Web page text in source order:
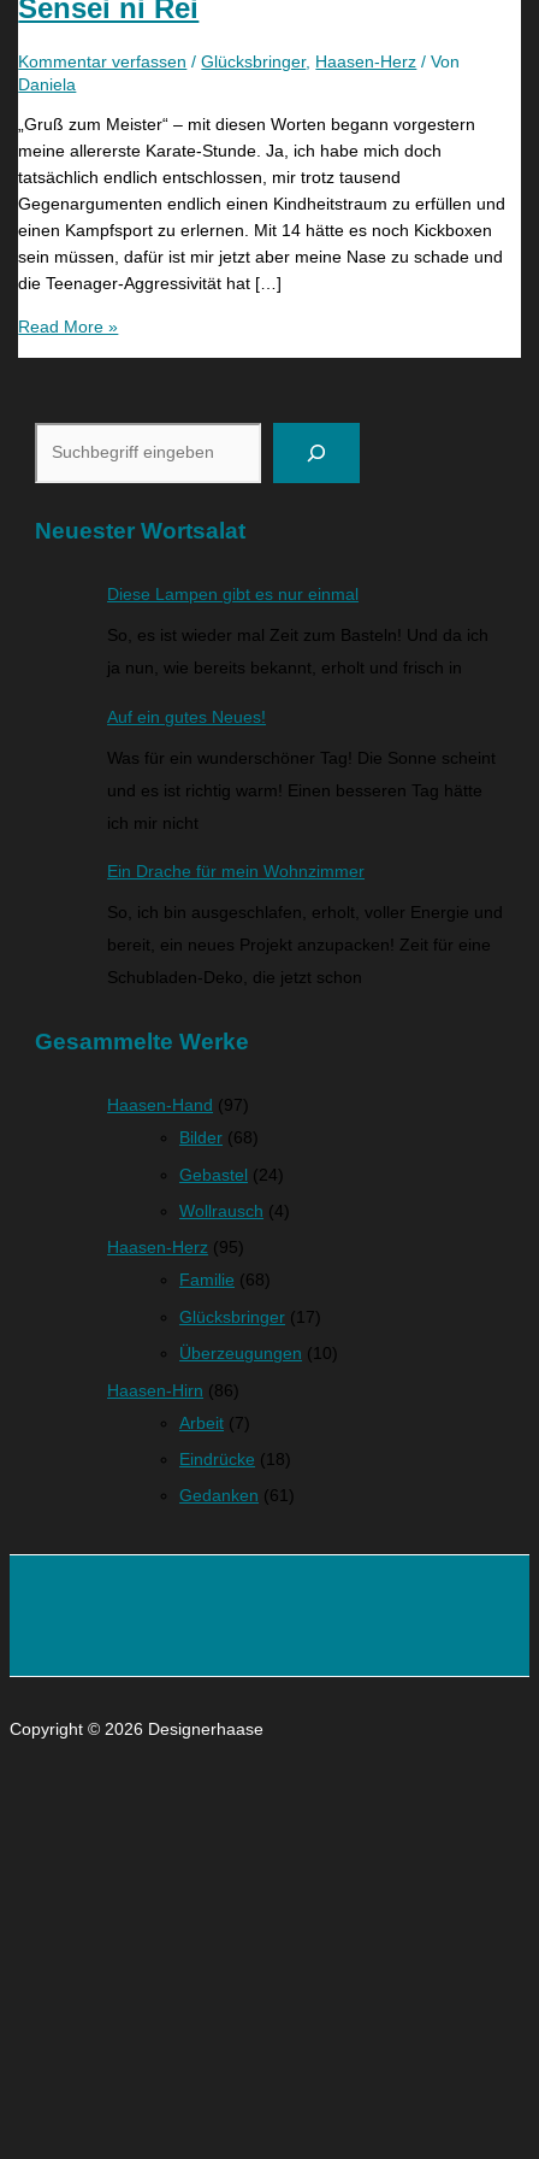
Sensei ni Rei
Kommentar verfassen /Glücksbringer, Haasen-Herz / Von
Daniela
„Gruß zum Meister“ – mit diesen Worten begann vorgestern
meine allererste Karate-Stunde. Ja, ich habe mich doch
tatsächlich endlich entschlossen, mir trotz tausend
Gegenargumenten endlich einen Kindheitstraum zu erfüllen und
einen Kampfsport zu erlernen. Mit 14 hätte es noch Kickboxen
sein müssen, dafür ist mir jetzt aber meine Nase zu schade und
die Teenager-Aggressivität hat […]
Read More »
Neuester Wortsalat
Diese Lampen gibt es nur einmal
So, es ist wieder mal Zeit zum Basteln! Und da ich
ja nun, wie bereits bekannt, erholt und frisch in
Auf ein gutes Neues!
Was für ein wunderschöner Tag! Die Sonne scheint
und es ist richtig warm! Einen besseren Tag hätte
ich mir nicht
Ein Drache für mein Wohnzimmer
So, ich bin ausgeschlafen, erholt, voller Energie und
bereit, ein neues Projekt anzupacken! Zeit für eine
Schubladen-Deko, die jetzt schon
Gesammelte Werke
Haasen-Hand (97)
Bilder (68)
Gebastel (24)
Wollrausch (4)
Haasen-Herz (95)
Familie (68)
Glücksbringer (17)
Überzeugungen (10)
Haasen-Hirn (86)
Arbeit (7)
Eindrücke (18)
Gedanken (61)
Copyright © 2026 Designerhaase